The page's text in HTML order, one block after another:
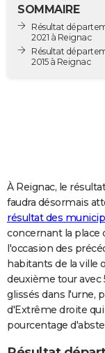
Destinations
City break
Voyage nature
Voyage de noces
Forum
Climat
GUIDES D'ACHAT
COPAINS D'AVANT
S'inscrire
Se connecter
Lycées
Collèges
Primaires
Universités
Entreprises
Service militaire
Avis de recherche
AVIS DE DÉCÈS
FORUM
Bricolage
Lifestyle
Culture
Sport
Auto
Television
Voyage
Cinema
SOMMAIRE
Résultat
2021 à Reignac
Résultat
2015 à Reignac
À Reignac, le
faudra désormais
résultat des
concernant la place
l'occasion des
habitants de la ville
deuxième tour avec
glissés dans l'urne,
d'Extrême droite qui
pourcentage